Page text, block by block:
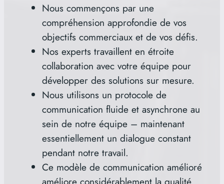
Nous commençons par une
compréhension approfondie de vos
objectifs commerciaux et de vos défis.
Nos experts travaillent en étroite
collaboration avec votre équipe pour
développer des solutions sur mesure.
Nous utilisons un protocole de
communication fluide et asynchrone au
sein de notre équipe – maintenant
essentiellement un dialogue constant
pendant notre travail.
Ce modèle de communication amélioré